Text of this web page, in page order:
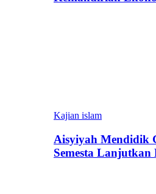
Kajian islam
Aisyiyah Mendidik
Semesta Lanjutkan